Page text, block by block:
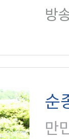
방
순
만